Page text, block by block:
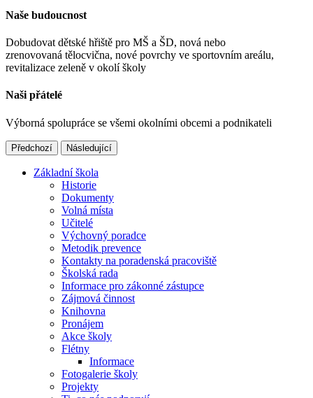
Naše budoucnost
Dobudovat dětské hřiště pro MŠ a ŠD, nová nebo
zrenovovaná tělocvična, nové povrchy ve sportovním areálu,
revitalizace zeleně v okolí školy
Naši přátelé
Výborná spolupráce se všemi okolními obcemi a podnikateli
Předchozí Následující
Základní škola
Historie
Dokumenty
Volná místa
Učitelé
Výchovný poradce
Metodik prevence
Kontakty na poradenská pracoviště
Školská rada
Informace pro zákonné zástupce
Zájmová činnost
Knihovna
Pronájem
Akce školy
Flétny
Informace
Fotogalerie školy
Projekty